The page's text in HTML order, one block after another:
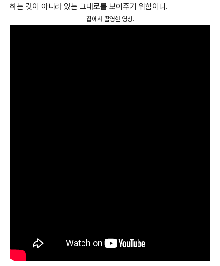
하는 것이 아니라 있는 그대로를 보여주기 위함이다.
집에서 촬영한 영상.